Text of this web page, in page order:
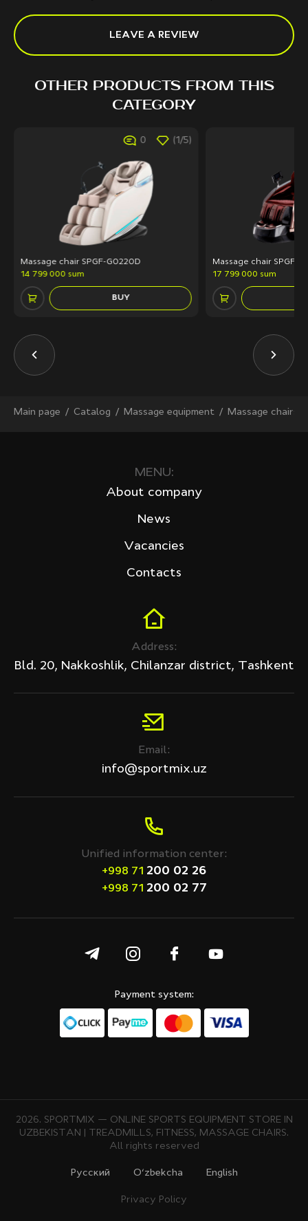
LEAVE A REVIEW
OTHER PRODUCTS FROM THIS
CATEGORY
0 (1/5)
Massage chair SPGF-G0220D
14 799 000 sum
BUY
Massage chair SPGF
17 799 000 sum
Main page Сatalog Massage equipment Massage chairs
Address:
Bld. 20, Nakkoshlik, Chilanzar district, Tashkent
Email:
info@sportmix.uz
Unified information center:
+998 71 200 02 26
+998 71 200 02 77
MENU:
About company
News
Vacancies
Contacts
Payment system:
2026. SPORTMIX — ONLINE SPORTS EQUIPMENT STORE IN
UZBEKISTAN | TREADMILLS, FITNESS, MASSAGE CHAIRS.
All rights reserved
Русcкий O‘zbekcha English
Privacy Policy